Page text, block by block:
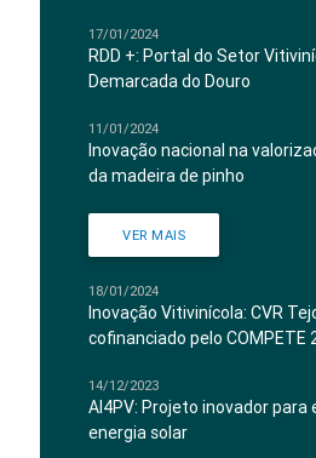
17/01/2024
RDD +: Portal do Setor
Demarcada do Douro
11/01/2024
Inovação nacional na
da madeira de pinho
VER MAIS
18/01/2024
Inovação Vitivinícola: CVR
cofinanciado pelo COMPETE
14/12/2023
AI4PV: Projeto inovador para
energia solar